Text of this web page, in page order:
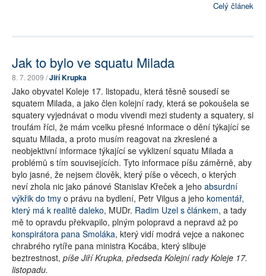
Celý článek
Jak to bylo ve squatu Milada
8. 7. 2009 /Jiří Krupka
Jako obyvatel Koleje 17. listopadu, která těsně sousedí se
squatem Milada, a jako člen kolejní rady, která se pokoušela se
squatery vyjednávat o modu vivendi mezi studenty a squatery, si
troufám říci, že mám vcelku přesné informace o dění týkající se
squatu Milada, a proto musím reagovat na zkreslené a
neobjektivní informace týkající se vyklizení squatu Milada a
problémů s tím souvisejících. Tyto informace píšu záměrně, aby
bylo jasné, že nejsem člověk, který píše o věcech, o kterých
neví zhola nic jako pánové Stanislav Křeček a jeho absurdní
výkřik do tmy o právu na bydlení, Petr Vilgus a jeho komentář,
který má k realitě daleko, MUDr. Radim Uzel s článkem, a tady
mě to opravdu překvapilo, plným polopravd a nepravd až po
konspirátora pana Smoláka, který vidí modrá vejce a nakonec
chrabrého rytíře pana ministra Kocába, který slibuje
beztrestnost, píše Jiří Krupka, předseda Kolejní rady Koleje 17.
listopadu.